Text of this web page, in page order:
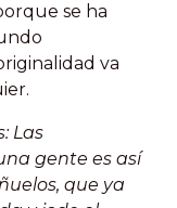
se ha
va
Las
gente es así
que ya